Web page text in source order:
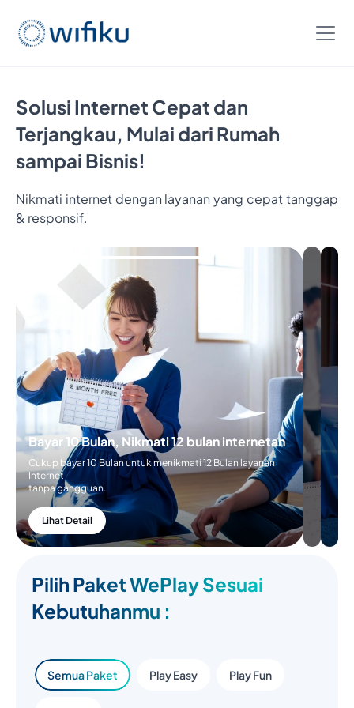
Solusi Internet Cepat dan
Terjangkau, Mulai dari Rumah
sampai Bisnis!
Nikmati internet dengan layanan yang cepat tanggap
& responsif.
Bayar 10 Bulan, Nikmati 12 bulan internetan
Cukup bayar 10 Bulan untuk menikmati 12 Bulan layanan
Internet
tanpa gangguan.
Lihat Detail
Pilih Paket WePlay Sesuai
Kebutuhanmu :
Semua Paket Play Easy Play Fun